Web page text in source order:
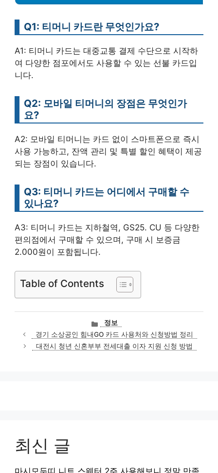
Q1: 티머니 카드란 무엇인가요?
A1: 티머니 카드는 대중교통 결제 수단으로 시작하
여 다양한 점포에서도 사용할 수 있는 선불 카드입
니다.
Q2: 모바일 티머니의 장점은 무엇인가
요?
A2: 모바일 티머니는 카드 없이 스마트폰으로 즉시
사용 가능하고, 잔액 관리 및 특별 할인 혜택이 제공
되는 장점이 있습니다.
Q3: 티머니 카드는 어디에서 구매할 수
있나요?
A3: 티머니 카드는 지하철역, GS25. CU 등 다양한
편의점에서 구매할 수 있으며, 구매 시 보증금
2.000원이 포함됩니다.
Table of Contents
카
테
고
리
정보
경기 소상공인 힘내GO 카드 사용처와 신청방법 정리
대전시 청년 신혼부부 전세대출 이자 지원 신청 방법
최신 글
마시모두띠 니트 스웨터 2주 사용해보니 정말 만족